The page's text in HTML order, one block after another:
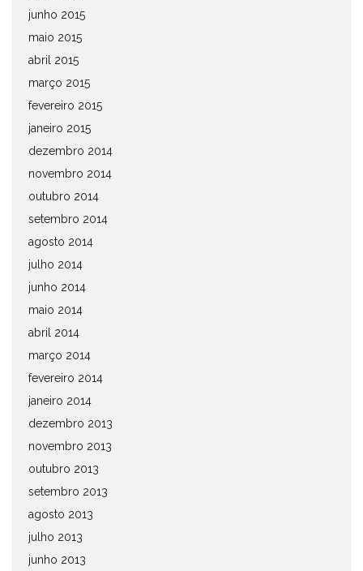
junho 2015
maio 2015
abril 2015
março 2015
fevereiro 2015
janeiro 2015
dezembro 2014
novembro 2014
outubro 2014
setembro 2014
agosto 2014
julho 2014
junho 2014
maio 2014
abril 2014
março 2014
fevereiro 2014
janeiro 2014
dezembro 2013
novembro 2013
outubro 2013
setembro 2013
agosto 2013
julho 2013
junho 2013